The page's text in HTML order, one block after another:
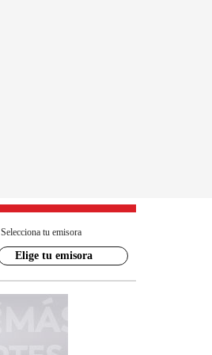
Selecciona tu emisora
Elige tu emisora